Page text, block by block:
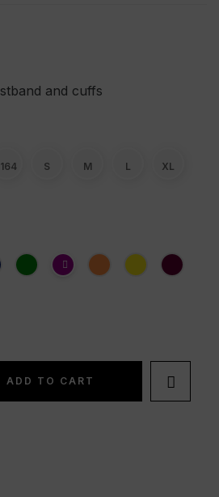
and cuffs
164 S M L XL
ADD TO CART 